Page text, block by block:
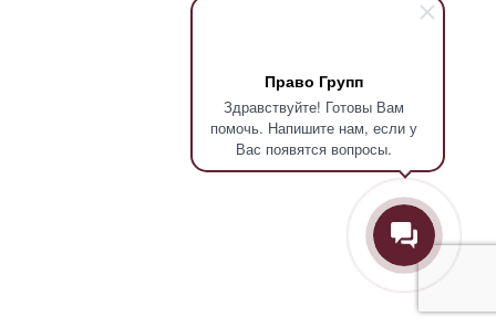
Право Групп
Здравствуйте! Готовы Вам
помочь. Напишите нам, если у
Вас появятся вопросы.